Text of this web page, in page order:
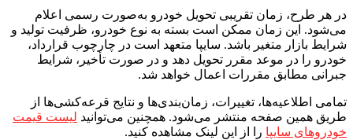
در هر طرح، زمان تقریبی تحویل خودرو به‌صورت رسمی اعلام
می‌شود. این زمان ممکن است بسته به نوع خودرو، ظرفیت تولید و
شرایط بازار متغیر باشد. سایپا متعهد است در چارچوب قرارداد،
خودرو را در موعد مقرر تحویل دهد و در صورت تأخیر، شرایط
جبرانی مطابق مقررات اعمال خواهد شد.
تمامی اطلاعیه‌ها، تغییرات، زمان‌بندی‌ها و نتایج قرعه‌کشی‌ها از
طریق همین صفحه منتشر می‌شود. همچنین می‌توانید لیست قیمت
خودروهای سایپا را از این لینک مشاهده کنید.